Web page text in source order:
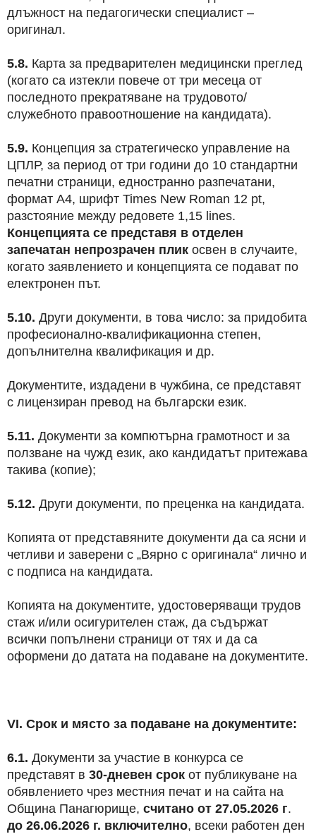
длъжност на педагогически специалист –
оригинал.
5.8. Карта за предварителен медицински преглед
(когато са изтекли повече от три месеца от
последното прекратяване на трудовото/
служебното правоотношение на кандидата).
5.9. Концепция за стратегическо управление на
ЦПЛР, за период от три години до 10 стандартни
печатни страници, едностранно разпечатани,
формат А4, шрифт Times New Roman 12 pt,
разстояние между редовете 1,15 lines.
Концепцията се представя в отделен
запечатан непрозрачен плик освен в случаите,
когато заявлението и концепцията се подават по
електронен път.
5.10. Други документи, в това число: за придобита
професионално-квалификационна степен,
допълнителна квалификация и др.
Документите, издадени в чужбина, се представят
с лицензиран превод на български език.
5.11. Документи за компютърна грамотност и за
ползване на чужд език, ако кандидатът притежава
такива (копие);
5.12. Други документи, по преценка на кандидата.
Копията от представяните документи да са ясни и
четливи и заверени с „Вярно с оригинала“ лично и
с подписа на кандидата.
Копията на документите, удостоверяващи трудов
стаж и/или осигурителен стаж, да съдържат
всички попълнени страници от тях и да са
оформени до датата на подаване на документите.
VІ. Срок и място за подаване на документите:
6.1. Документи за участие в конкурса се
представят в 30-дневен срок от публикуване на
обявлението чрез местния печат и на сайта на
Община Панагюрище, считано от 27.05.2026 г.
до 26.06.2026 г. включително, всеки работен ден